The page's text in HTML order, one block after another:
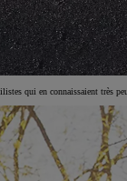
qui en connaissaient très